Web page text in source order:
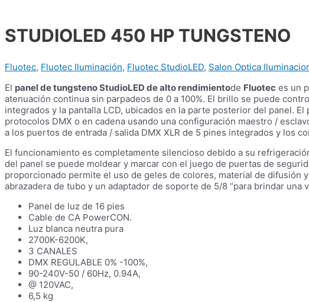
STUDIOLED 450 HP TUNGSTENO
Fluotec, Fluotec Iluminación, Fluotec StudioLED, Salon Optica
El panel de tungsteno StudioLED de alto rendimientode Fluotec es un
atenuación continua sin parpadeos de 0 a 100%. El brillo se puede
integrados y la pantalla LCD, ubicados en la parte posterior del panel.
protocolos DMX o en cadena usando una configuración maestro /
a los puertos de entrada / salida DMX XLR de 5 pines integrados y los
El funcionamiento es completamente silencioso debido a su
del panel se puede moldear y marcar con el juego de puertas de
proporcionado permite el uso de geles de colores, material de difusión
abrazadera de tubo y un adaptador de soporte de 5/8 “para brindar una
Panel de luz de 16 pies
Cable de CA PowerCON.
Luz blanca neutra pura
2700K-6200K,
3 CANALES
DMX REGULABLE 0% -100%,
90-240V-50 / 60Hz, 0.94A,
@ 120VAC,
6,5 kg